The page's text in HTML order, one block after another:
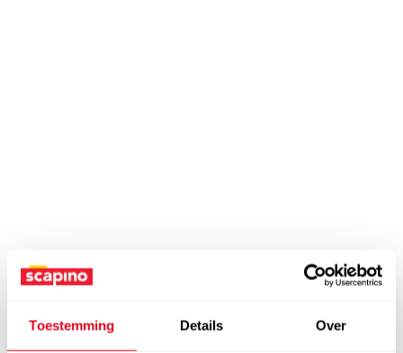
Toestemming Details Over